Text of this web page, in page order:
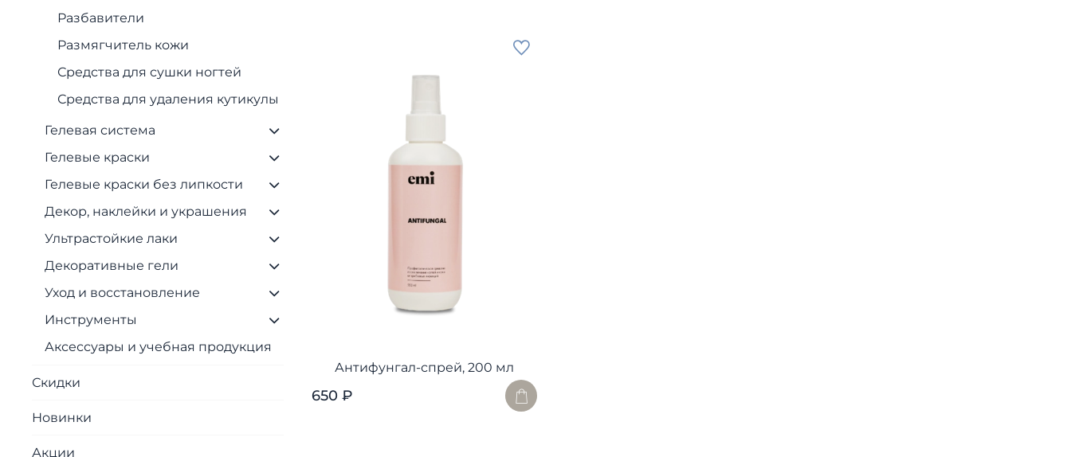
Антифунгал-спрей, 200 мл
650 ₽
Разбавители
Размягчитель кожи
Средства для сушки ногтей
Средства для удаления кутикулы
Гелевая система
Гелевые краски
Гелевые краски без липкости
Декор, наклейки и украшения
Ультрастойкие лаки
Декоративные гели
Уход и восстановление
Инструменты
Аксессуары и учебная продукция
Скидки
Новинки
Акции